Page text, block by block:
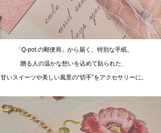
「Q-pot.の郵便局」から届く、特別な手紙。
贈る人の温かな想いを込めて貼られた、
甘いスイーツや美しい風景の“切手”をアクセサリーに。